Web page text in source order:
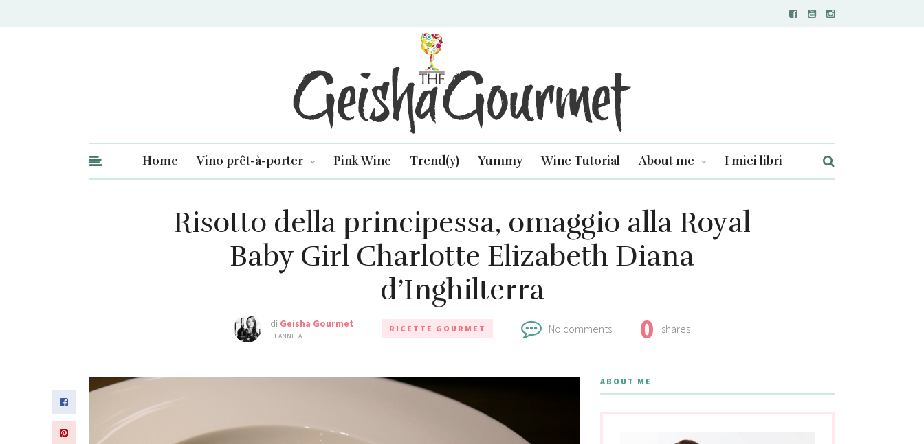
Home Vino prêt-à-porter Pink Wine Trend(y) Yummy Wine Tutorial About me I miei libri
Risotto della principessa, omaggio alla Royal
Baby Girl Charlotte Elizabeth Diana
d’Inghilterra
di Geisha Gourmet
11 ANNI FA
RICETTE GOURMET No comments 0 shares
ABOUT ME